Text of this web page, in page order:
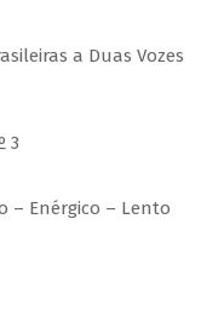
a Duas Vozes
3
– Lento